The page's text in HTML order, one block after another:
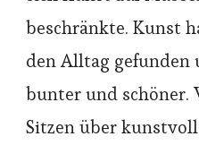
beschränkte. Kunst
den Alltag gefunden
bunter und schöner.
Sitzen über